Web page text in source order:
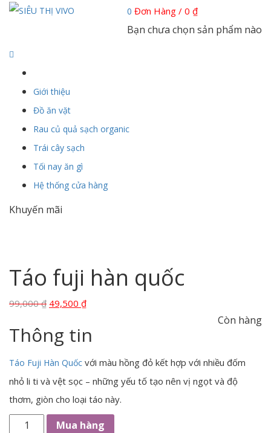
0 Đơn Hàng / 0 ₫
Bạn chưa chọn sản phẩm nào
Giới thiệu
Đồ ăn vặt
Rau củ quả sạch organic
Trái cây sạch
Tối nay ăn gì
Hệ thống cửa hàng
Khuyến mãi
Táo fuji hàn quốc
99,000₫ 49,500 ₫
Còn hàng
Thông tin
Táo Fuji Hàn Quốc với màu hồng đỏ kết hợp với nhiều đốm
nhỏ li ti và vệt sọc – những yếu tố tạo nên vị ngọt và độ
thơm, giòn cho loại táo này.
Mua hàng